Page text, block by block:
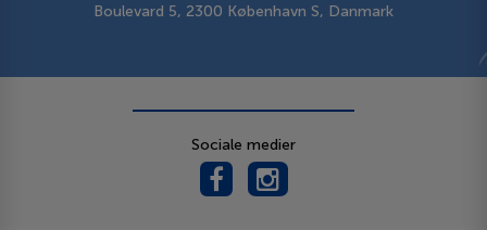
Boulevard 5, 2300 København S, Danmark
Sociale medier